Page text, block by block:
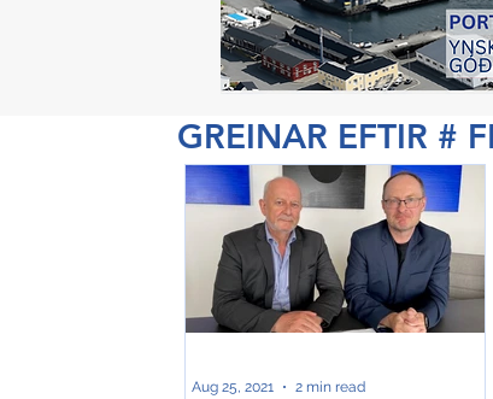
GREINAR EFTIR #
Aug 25, 2021 2 min read